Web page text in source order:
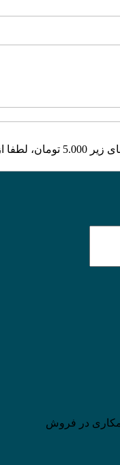
کنید.
در فروش